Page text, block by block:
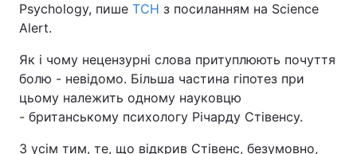
Psychology, пише ТСН з посиланням на Science
Alert.
Як і чому нецензурні слова притуплюють почуття
болю - невідомо. Більша частина гіпотез при
цьому належить одному науковцю
- британському психологу Річарду Стівенсу.
З усім тим, те, що відкрив Стівенс, безумовно,